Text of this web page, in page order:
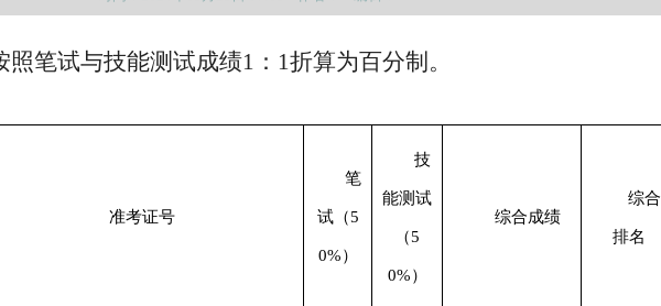
笔试与技能测试成绩1：1折算为百分制 。
准考证号
笔
试（5
0%）
技
能测试
（5
0%）
综合成绩
综合
排名